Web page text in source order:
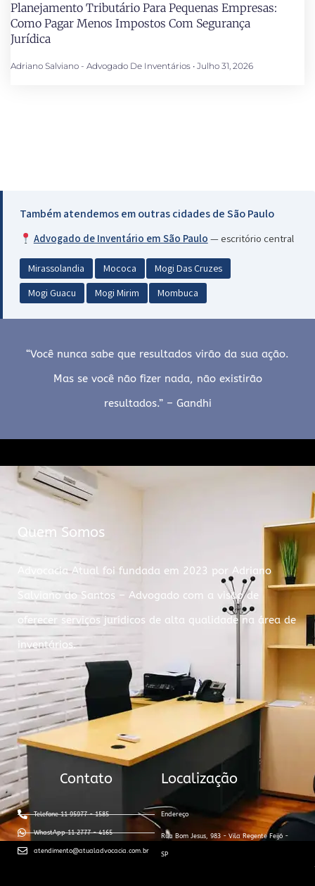
Planejamento Tributário Para Pequenas Empresas:
Como Pagar Menos Impostos Com Segurança
Jurídica
Adriano Salviano - Advogado De Inventários Julho 31, 2026
Também atendemos em outras cidades de São Paulo
Advogado de Inventário em São Paulo — escritório central
Mirassolandia Mococa
Mogi Das Cruzes
Mogi Guacu
Mogi Mirim Mombuca
“Você nunca sabe que resultados virão da sua ação.
Mas se você não fizer nada, não existirão
resultados.” – Gandhi
Quem Somos
Advocacia Atual foi fundada em 2023 por Adriano
Salviano do Santos – Advogado com a visão de
oferecer serviços jurídicos de alta qualidade na área de
inventários.
Contato
Telefone 11 95977 - 1585
WhastApp 11 2777 - 4165
atendimento@atualadvocacia.com.br
Localização
Endereço
Rua Bom Jesus, 983 - Vila Regente Feijó -
SP